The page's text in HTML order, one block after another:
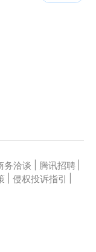
务洽谈 腾讯招聘
侵权投诉指引